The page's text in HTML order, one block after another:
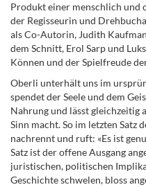
Produkt einer menschlich und
der Regisseurin und
als Co-Autorin, Judith
dem Schnitt, Erol Sarp und
Können und der Spielfreude
Oberli unterhält uns im
spendet der Seele und dem
Nahrung und lässt gleichzeitig
Sinn macht. So im letzten Satz
nachrennt und ruft: «Es ist
Satz ist der offene Ausgang
juristischen, politischen
Geschichte schwelen, bloss